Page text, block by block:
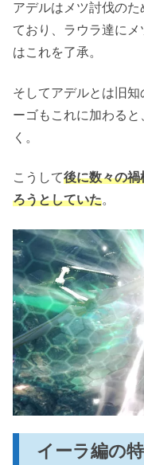
アデルはメツ討伐の
ており、ラウラ達に
はこれを了承。
そしてアデルとは旧
ーゴもこれに加わる
く。
こうして後に数々の禍
ろうとしていた。
イーラ編の